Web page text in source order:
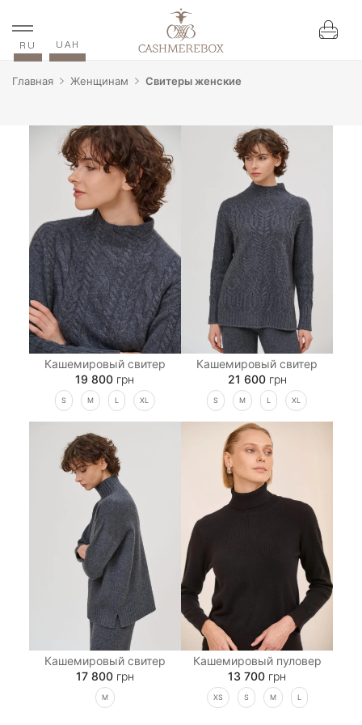
RU UAH
Главная Женщинам Свитеры женские
Кашемировый свитер
19 800 грн
S M L XL
Кашемировый свитер
21 600 грн
S M L XL
Кашемировый свитер
17 800 грн
M
Кашемировый пуловер
13 700 грн
XS S M L